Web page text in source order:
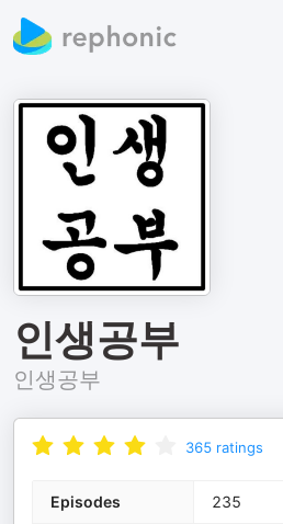
인생공부
인생공부
365 ratings
Episodes 235